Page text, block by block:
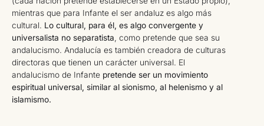
mientras que para Infante el ser andaluz es algo más
cultural. Lo cultural, para él, es algo convergente y
universalista no separatista, como pretende que sea su
andalucismo. Andalucía es también creadora de culturas
directoras que tienen un carácter universal. El
andalucismo de Infante pretende ser un movimiento
espiritual universal, similar al sionismo, al helenismo y al
islamismo.